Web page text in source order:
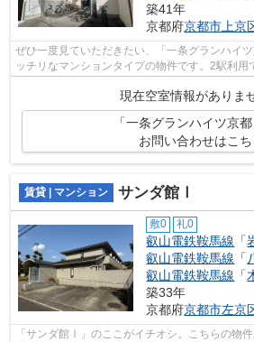
築41年
京都府京都市上京
ぜひ一度見ていただきたい、「一条グランハイ
ッチリなマンションタイプの物件です。2駅利用
スが便利です。自走式駐車場がある物件...
現在空室情報がありま
「一条グランハイツ京
お問い合わせはこち
賃貸 | マンション サンダ館Ⅰ
敷0 礼0
叡山電鉄鞍馬線 「
叡山電鉄鞍馬線 「
叡山電鉄鞍馬線 「
築33年
京都府京都市左京
「サンダ館Ⅰ」のここがイチオシ。こちらの物